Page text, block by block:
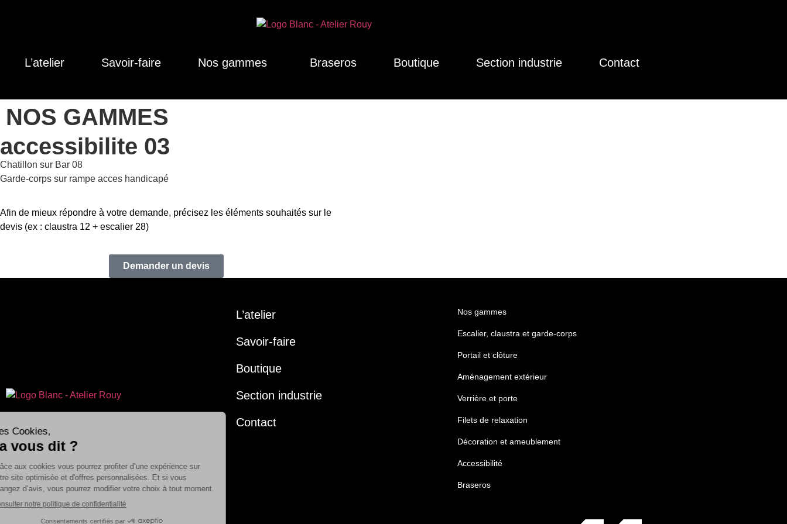
L’atelier Savoir-faire Nos gammes Braseros Boutique Section industrie Contact
NOS GAMMES
accessibilite 03
Chatillon sur Bar 08
Garde-corps sur rampe acces handicapé
Afin de mieux répondre à votre demande, précisez les éléments souhaités sur le
devis (ex : claustra 12 + escalier 28)
Demander un devis
L’atelier
Savoir-faire
Boutique
Section industrie
Contact
Nos gammes
Escalier, claustra et garde-corps
Portail et clôture
Aménagement extérieur
Verrière et porte
Filets de relaxation
Décoration et ameublement
Accessibilité
Braseros